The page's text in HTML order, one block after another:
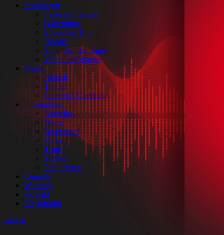
Sendungen
Feuer & Flamme
Gartentipps
Streaming Tipp
Update
Südtiroler des Tages
Verein der Woche
Musik
Aktuell
Top 30
Südtirol 1 Clubbing
Information
Aktuelles
Wetter
Bergwetter
Verkehr
Team
Sender
Frequenzen
Comedy
Werbung
Kontakt
Digitalradio
zurück